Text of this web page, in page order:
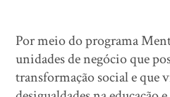
Por meio do programa
unidades de negócio que
transformação social e que